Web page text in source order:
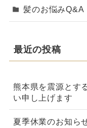
髪のお悩みQ&A
最近の投稿
熊本県を震源とす
い申し上げます
夏季休業のお知ら